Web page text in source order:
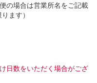
の場合は営業所名をご記載
ます）
日数をいただく場合がござ